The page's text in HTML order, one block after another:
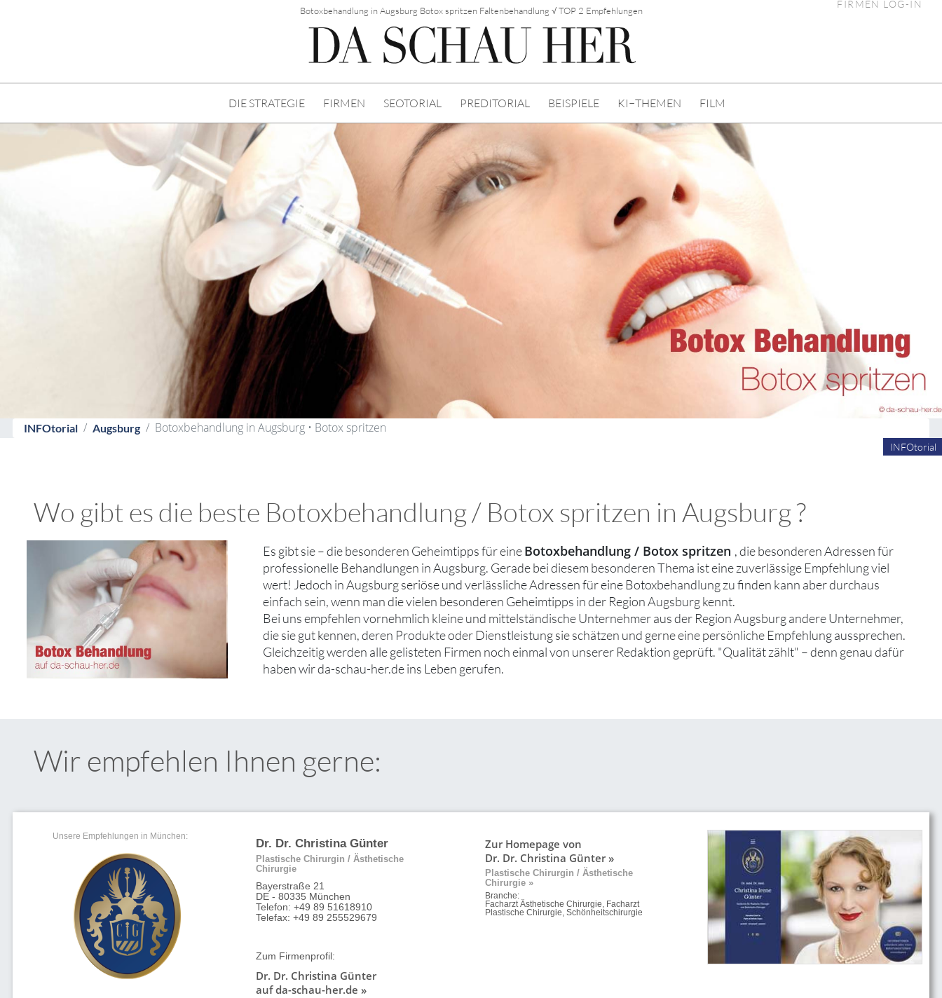
Botoxbehandlung in Augsburg Botox spritzen Faltenbehandlung √ TOP 2 Empfehlungen
FIRMEN LOG-IN
DIE STRATEGIE FIRMEN SEOTORIAL PREDITORIAL BEISPIELE KI−THEMEN FILM
INFOtorial Augsburg Botoxbehandlung in Augsburg • Botox spritzen
INFOtorial
Wo gibt es die beste Botoxbehandlung / Botox spritzen in Augsburg ?
Es gibt sie – die besonderen Geheimtipps für eineBotoxbehandlung / Botox spritzen , die besonderen Adressen für
professionelle Behandlungen in Augsburg. Gerade bei diesem besonderen Thema ist eine zuverlässige Empfehlung viel
wert! Jedoch in Augsburg seriöse und verlässliche Adressen für eine Botoxbehandlung zu finden kann aber durchaus
einfach sein, wenn man die vielen besonderen Geheimtipps in der Region Augsburg kennt.
Bei uns empfehlen vornehmlich kleine und mittelständische Unternehmer aus der Region Augsburg andere Unternehmer,
die sie gut kennen, deren Produkte oder Dienstleistung sie schätzen und gerne eine persönliche Empfehlung aussprechen.
Gleichzeitig werden alle gelisteten Firmen noch einmal von unserer Redaktion geprüft. "Qualität zählt" – denn genau dafür
haben wir da-schau-her.de ins Leben gerufen.
Wir empfehlen Ihnen gerne:
Unsere Empfehlungen in München:
Dr. Dr. Christina Günter
Plastische Chirurgin / Ästhetische
Chirurgie
Bayerstraße 21
DE - 80335 München
Telefon: +49 89 51618910
Telefax: +49 89 255529679
Zum Firmenprofil:
Dr. Dr. Christina Günter
auf da-schau-her.de »
Zur Homepage von
Dr. Dr. Christina Günter »
Plastische Chirurgin / Ästhetische
Chirurgie »
Branche:
Facharzt Ästhetische Chirurgie, Facharzt
Plastische Chirurgie, Schönheitschirurgie